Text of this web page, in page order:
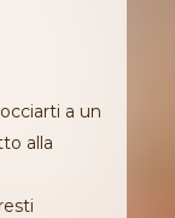
a un
alla